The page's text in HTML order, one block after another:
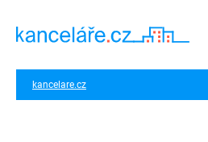
kancelare.cz